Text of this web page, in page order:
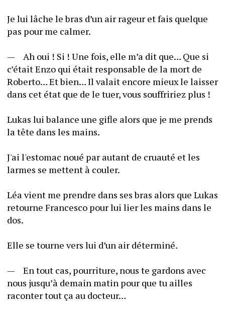
Je lui lâche le bras d’un air rageur et fais quelque
pas pour me calmer.
—	Ah oui ! Si ! Une fois, elle m’a dit que… Que si
c’était Enzo qui était responsable de la mort de
Roberto… Et bien… Il valait encore mieux le laisser
dans cet état que de le tuer, vous souffririez plus !
Lukas lui balance une gifle alors que je me prends
la tête dans les mains.
J'ai l'estomac noué par autant de cruauté et les
Léa vient me prendre dans ses bras alors que Lukas
retourne Francesco pour lui lier les mains dans le
dos.
Elle se tourne vers lui d’un air déterminé.
—	En tout cas, pourriture, nous te gardons avec
nous jusqu’à demain matin pour que tu ailles
raconter tout ça au docteur…